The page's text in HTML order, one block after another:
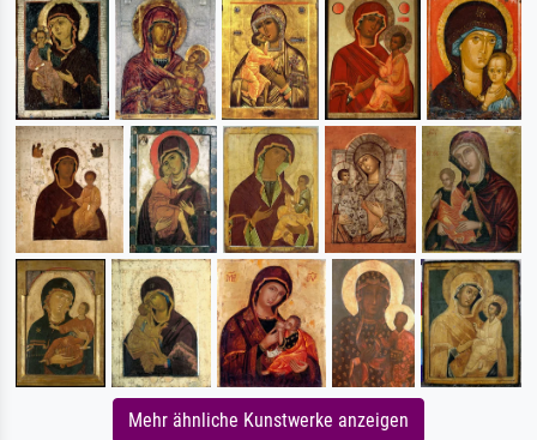
Mehr ähnliche Kunstwerke anzeigen